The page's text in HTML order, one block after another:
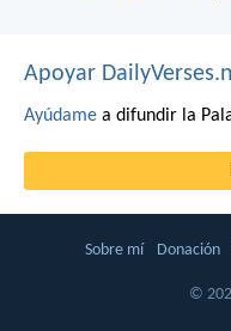
Apoyar
Ayúdame a difundir la
Sobre mí Donación
©